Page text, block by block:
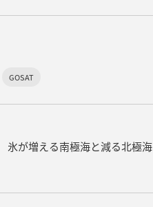
GOSAT
氷が増える南極海と減る北極海